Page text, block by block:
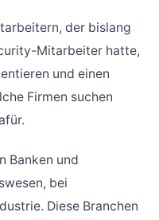
der bislang
Mitarbeiter hatte,
und einen
Firmen suchen
Banken und
bei
Diese Branchen